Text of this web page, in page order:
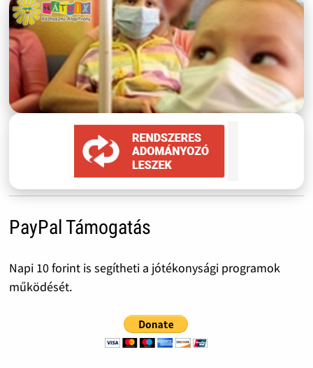
PayPal Támogatás
Napi 10 forint is segítheti a jótékonysági programok
működését.